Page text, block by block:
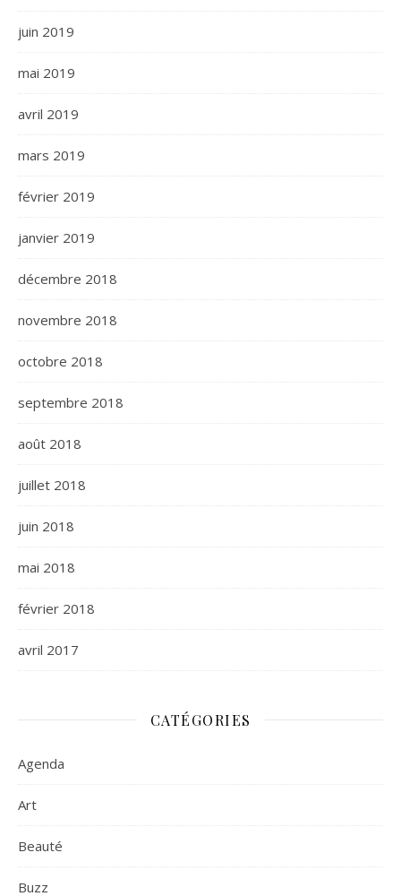
juin 2019
mai 2019
avril 2019
mars 2019
février 2019
janvier 2019
décembre 2018
novembre 2018
octobre 2018
septembre 2018
août 2018
juillet 2018
juin 2018
mai 2018
février 2018
avril 2017
CATÉGORIES
Agenda
Art
Beauté
Buzz